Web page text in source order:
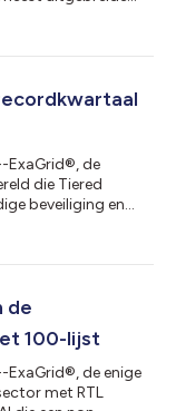
versie omvat:
Cohesity Cloud
ExaGrid®, de
die Tiered
beveiliging en
het tweede
van 2025 en
de
100-lijst
ExaGrid®, de enige
met RTL